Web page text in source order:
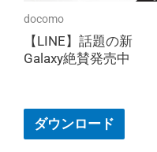
docomo
【LINE】話題の新
Galaxy絶賛発売中
ダウンロード